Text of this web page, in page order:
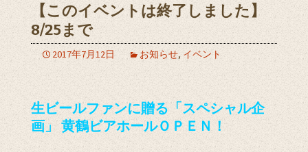
【このイベントは終了しました】
8/25まで
2017年7月12日 お知らせ, イベント
生ビールファンに贈る「スペシャル企
画」 黄鶴ビアホールＯＰＥＮ！